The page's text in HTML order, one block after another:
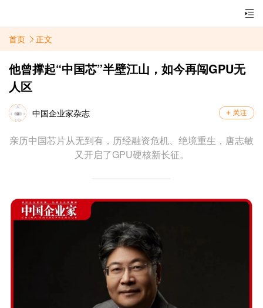
首页 正文
他曾撑起“中国芯”半壁江山，如今再闯GPU无
人区
中国企业家杂志
亲历中国芯片从无到有，历经融资危机、绝境重生，唐志敏
又开启了GPU硬核新长征。